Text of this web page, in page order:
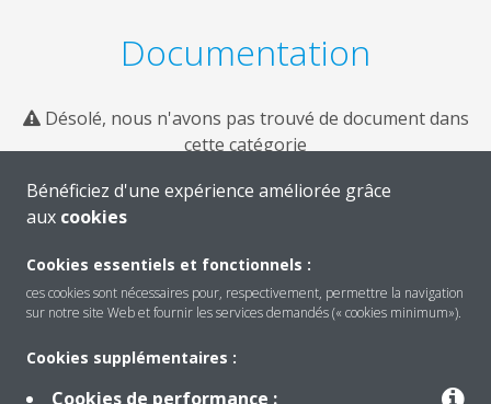
Documentation
Désolé, nous n'avons pas trouvé de document dans
cette catégorie
Bénéficiez d'une expérience améliorée grâce
aux cookies
Cookies essentiels et fonctionnels :
ces cookies sont nécessaires pour, respectivement, permettre la navigation
sur notre site Web et fournir les services demandés (« cookies minimum»).
Cookies supplémentaires :
Cookies de performance :